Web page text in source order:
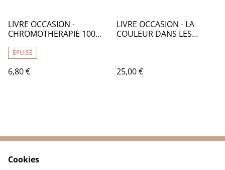
LIVRE OCCASION -
CHROMOTHERAPIE 100
LO007
ÉPUISÉ
6,80 €
LIVRE OCCASION - LA
COULEUR DANS LES
25,00 €
Cookies